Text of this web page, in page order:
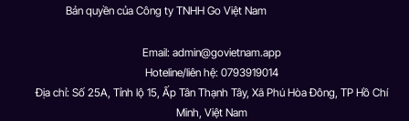
Bản quyền của Công ty TNHH Go Việt Nam
Email: admin@govietnam.app
Hoteline/liên hệ: 0793919014
Địa chỉ: Số 25A, Tỉnh lộ 15, Ấp Tân Thạnh Tây, Xã Phú Hòa Đông, TP Hồ Chí
Minh, Việt Nam